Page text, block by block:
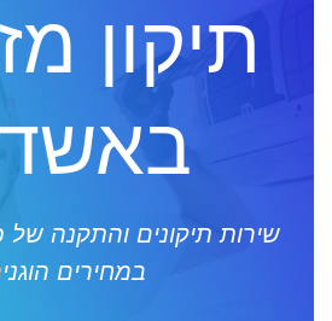
תיקון
שירות תיקונים והתקנה של
במחירים